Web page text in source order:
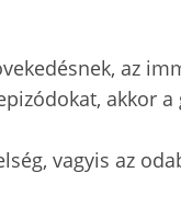
az
akkor a
vagyis az